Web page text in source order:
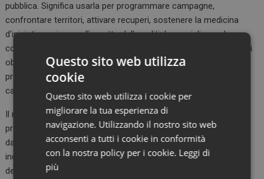
pubblica. Significa usarla per programmare campagne,
confrontare territori, attivare recuperi, sostenere la medicina
d’iniziativa, misurare l’impatto delle politiche e migliorare la
comunicazione verso cittadini e operatori. Il PNPV include tra gli
obiettivi il miglioramento della sorveglianza delle malattie
prevenibili da vaccino e il rafforzamento della comunicazione in
campo vaccinale.
Il rischio, altrimenti, è che la digitalizzazione resti separata dalla
prevenzione. L’Italia sta investendo sul FSE 2.0, sull’Ecosistema
dati sanitari e sull’interoperabilità; tuttavia, i monitoraggi
indipendenti segnalano ancora divari territoriali, incompletezza
dei documenti e basso consenso alla consultazione in diverse
Questo sito web utilizza
cookie
Questo sito web utilizza i cookie per
migliorare la tua esperienza di
navigazione. Utilizzando il nostro sito web
acconsenti a tutti i cookie in conformità
con la nostra policy per i cookie. Leggi di
più